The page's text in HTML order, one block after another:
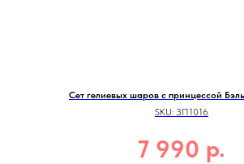
Сет гелиевых шаров с принцессой
SKU: ЗП1016
7 990 р.